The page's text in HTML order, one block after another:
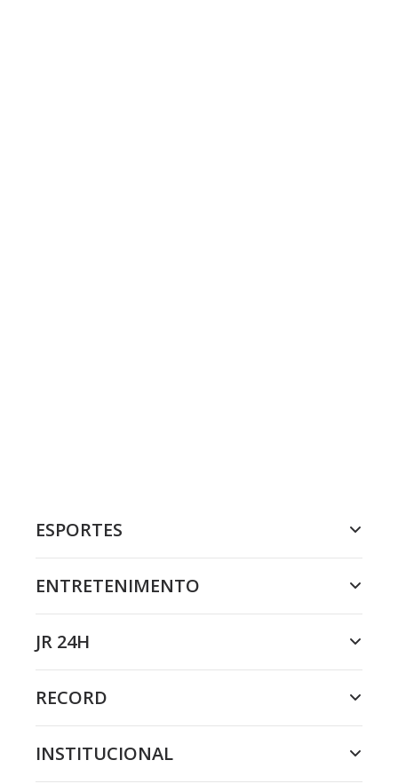
ESPORTES
ENTRETENIMENTO
JR 24H
RECORD
INSTITUCIONAL